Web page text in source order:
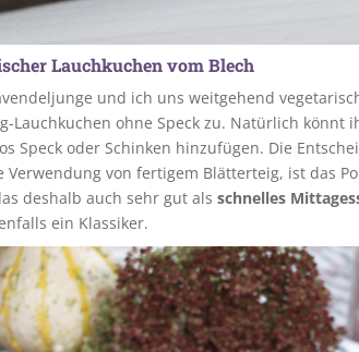
Lauchkuchen vom Blech
und ich uns weitgehend
Lauchkuchen ohne Speck zu. Natürlich könnt
Speck oder Schinken hinzufügen. Die
Verwendung von fertigem Blätterteig, ist das
deshalb auch sehr gut als schnelles
ein Klassiker.